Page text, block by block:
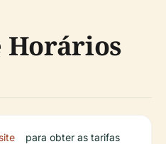
Horários
site
para obter as tarifas